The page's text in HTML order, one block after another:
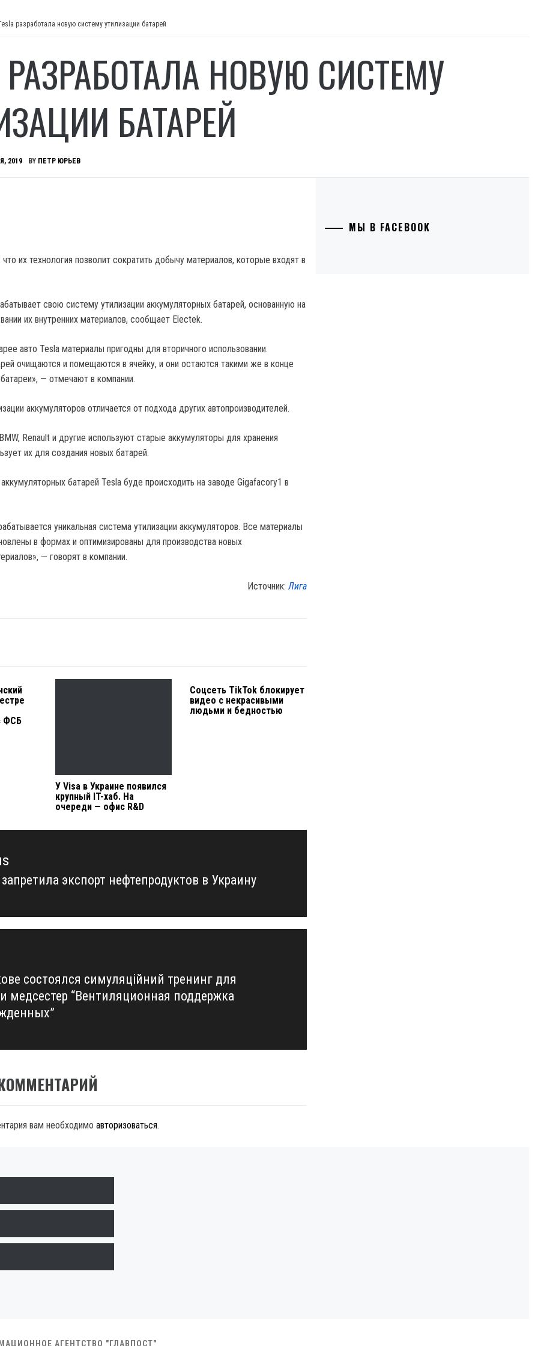
разработала новую систему утилизации батарей
РАЗРАБОТАЛА НОВУЮ СИСТЕМУ
БАТАРЕЙ
2019 BY ПЕТР ЮРЬЕВ
их технология позволит сократить добычу материалов, которые входят в
свою систему утилизации аккумуляторных батарей, основанную на
их внутренних материалов, сообщает Electek.
авто Tesla материалы пригодны для вторичного использовании.
очищаются и помещаются в ячейку, и они остаются такими же в конце
— отмечают в компании.
аккумуляторов отличается от подхода других автопроизводителей.
Renault и другие используют старые аккумуляторы для хранения
их для создания новых батарей.
батарей Tesla буде происходить на заводе Gigafacory1 в
уникальная система утилизации аккумуляторов. Все материалы
в формах и оптимизированы для производства новых
— говорят в компании.
Источник:Лига
ФСБ
У Visa в Украине появился
крупный IT-хаб. На
очереди — офис R&D
Соцсеть TikTok блокирует
видео с некрасивыми
людьми и бедностью
экспорт нефтепродуктов в Украину
состоялся симуляційний тренинг для
медсестер “Вентиляционная поддержка
вам необходимо авторизоваться.
МЫ В FACEBOOK
АГЕНТСТВО "ГЛАВПОСТ"